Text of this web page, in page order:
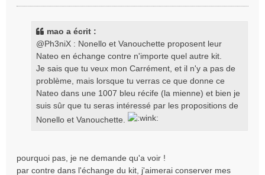
e
mao a écrit :
@Ph3niX : Nonello et Vanouchette proposent leur
Nateo en échange contre n'importe quel autre kit.
Je sais que tu veux mon Carrément, et il n'y a pas de
problème, mais lorsque tu verras ce que donne ce
Nateo dans une 1007 bleu récife (la mienne) et bien je
suis sûr que tu seras intéressé par les propositions de
Nonello et Vanouchette.
pourquoi pas, je ne demande qu'a voir !
par contre dans l'échange du kit, j'aimerai conserver mes